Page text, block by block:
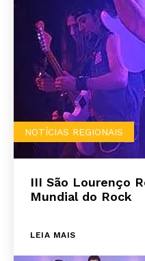
NOTÍCIAS REGIONAIS
III São Lourenço
Mundial do Rock
LEIA MAIS